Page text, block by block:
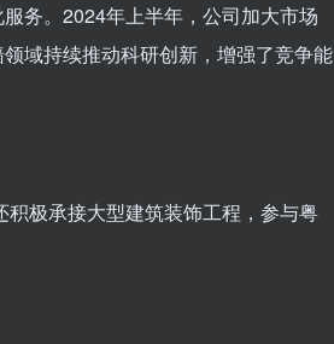
务。2024年上半年，公司加大市场
域持续推动科研创新，增强了竞争能
极承接大型建筑装饰工程，参与粤